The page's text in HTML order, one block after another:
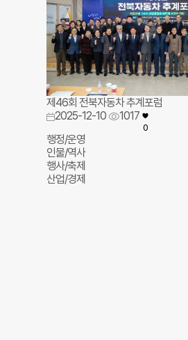
제46회 전북자동차 추계포럼
2025-12-10
1017
0
행정/운영
인물/역사
행사/축제
산업/경제